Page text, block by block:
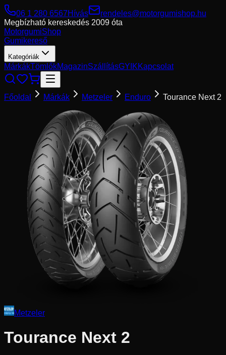
06 1 280 6567Hívás
rendeles@motorgumishop.hu
Megbízható kereskedés 2009 óta
MotorgumiShop
Gumikereső
Kategóriák
MárkákTömlőkMagazinSzállításGYIKKapcsolat
Főoldal Márkák Metzeler Enduro Tourance Next 2
Metzeler
Tourance Next 2